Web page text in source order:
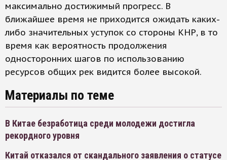
максимально достижимый прогресс. В
ближайшее время не приходится ожидать каких-
либо значительных уступок со стороны КНР, в то
время как вероятность продолжения
односторонних шагов по использованию
ресурсов общих рек видится более высокой.
Материалы по теме
В Китае безработица среди молодежи достигла
рекордного уровня
Китай отказался от скандального заявления о статусе